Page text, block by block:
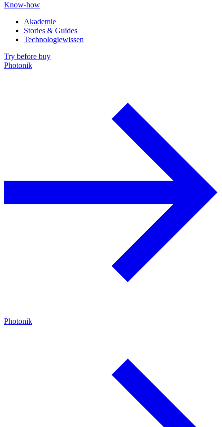
Know-how
Akademie
Stories & Guides
Technologiewissen
Try before buy
Photonik
Photonik